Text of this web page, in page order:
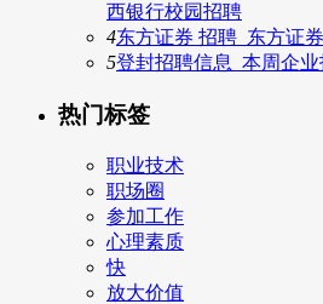
西银行校园招聘
4东方证券 招聘_东方证
5登封招聘信息_本周企
热门标签
职业技术
职场圈
参加工作
心理素质
快
放大价值